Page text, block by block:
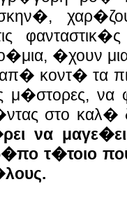
�χουν
κοντ� τα
μ�στορες, να
στο καλ�
να μαγε�ει
τ�τοιο